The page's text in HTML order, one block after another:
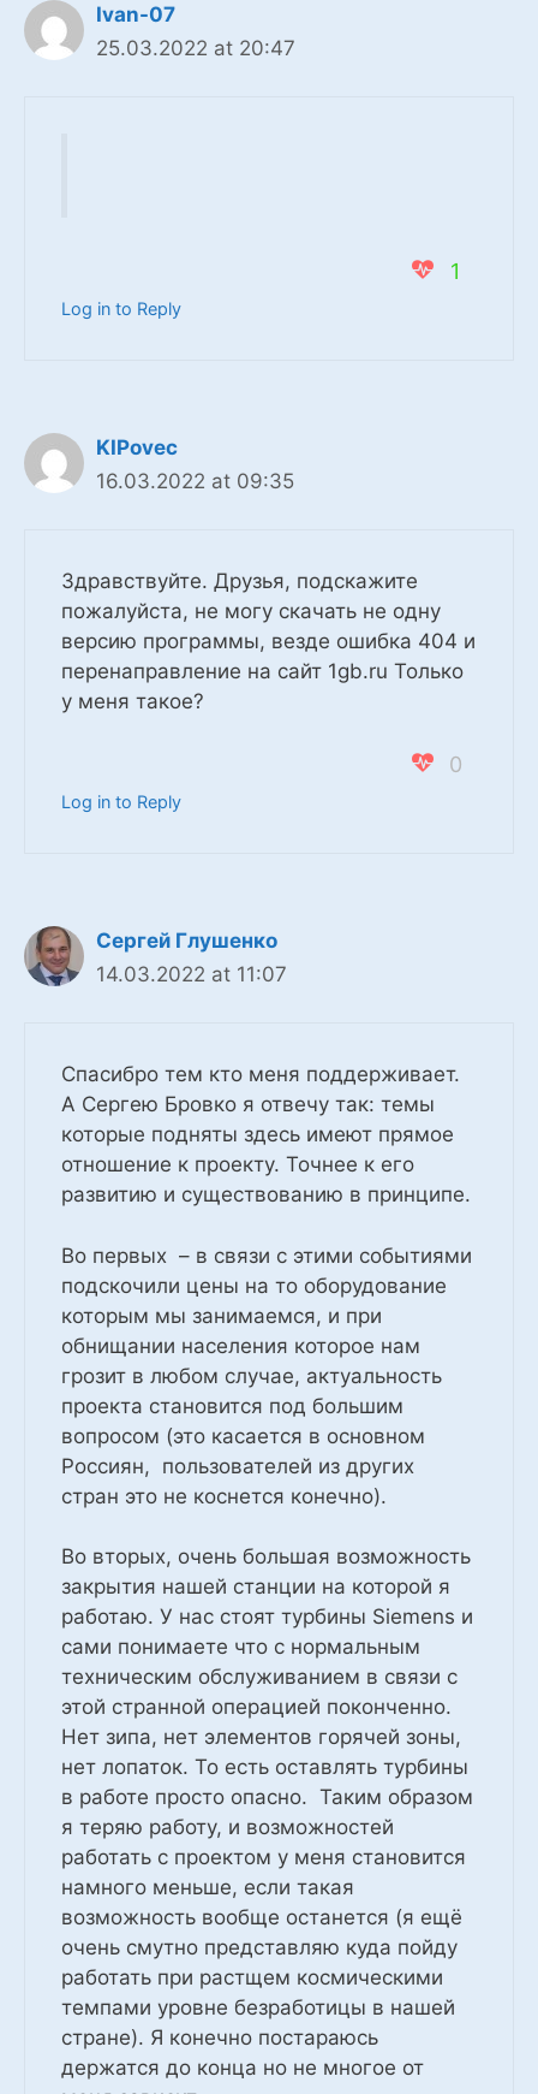
Ivan-07
25.03.2022 at 20:47
1
Log in to Reply
KIPovec
16.03.2022 at 09:35
Здравствуйте. Друзья, подскажите
пожалуйста, не могу скачать не одну
версию программы, везде ошибка 404 и
перенаправление на сайт 1gb.ru Только
у меня такое?
0
Log in to Reply
Сергей Глушенко
14.03.2022 at 11:07
Спасибро тем кто меня поддерживает.
А Сергею Бровко я отвечу так: темы
которые подняты здесь имеют прямое
отношение к проекту. Точнее к его
развитию и существованию в принципе.
Во первых – в связи с этими событиями
подскочили цены на то оборудование
которым мы занимаемся, и при
обнищании населения которое нам
грозит в любом случае, актуальность
проекта становится под большим
вопросом (это касается в основном
Россиян, пользователей из других
стран это не коснется конечно).
Во вторых, очень большая возможность
закрытия нашей станции на которой я
работаю. У нас стоят турбины Siemens и
сами понимаете что с нормальным
техническим обслуживанием в связи с
этой странной операцией поконченно.
Нет зипа, нет элементов горячей зоны,
нет лопаток. То есть оставлять турбины
в работе просто опасно. Таким образом
я теряю работу, и возможностей
работать с проектом у меня становится
намного меньше, если такая
возможность вообще останется (я ещё
очень смутно представляю куда пойду
работать при растщем космическими
темпами уровне безработицы в нашей
стране). Я конечно постараюсь
держатся до конца но не многое от